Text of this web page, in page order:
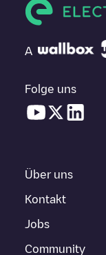
A
Folge uns
Über uns
Kontakt
Jobs
Community